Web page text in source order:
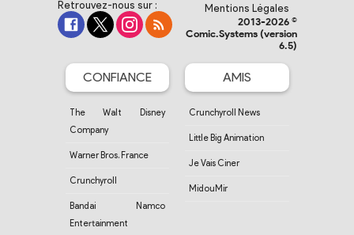
Retrouvez-nous sur :
Mentions Légales
2013-2026 ©
Comic.Systems (version
6.5)
CONFIANCE
The Walt Disney
Company
Warner Bros. France
Crunchyroll
Bandai Namco
Entertainment
AMIS
Crunchyroll News
Little Big Animation
Je Vais Ciner
MidouMir